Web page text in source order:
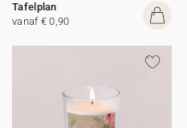
Tafelplan
vanaf € 0,90